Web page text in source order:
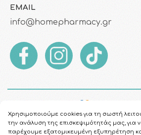
EMAIL
info@homepharmacy.gr
Χρησιμοποιούμε cookies για τη σωστή
την ανάλυση της επισκεψιμότητάς μας,
παρέχουμε εξατομικευμένη εξυπηρέτηση